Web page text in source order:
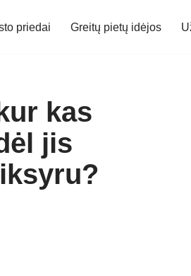
priedai Greitų pietų idėjos
kas
jis